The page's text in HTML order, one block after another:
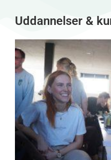
Uddannelser &